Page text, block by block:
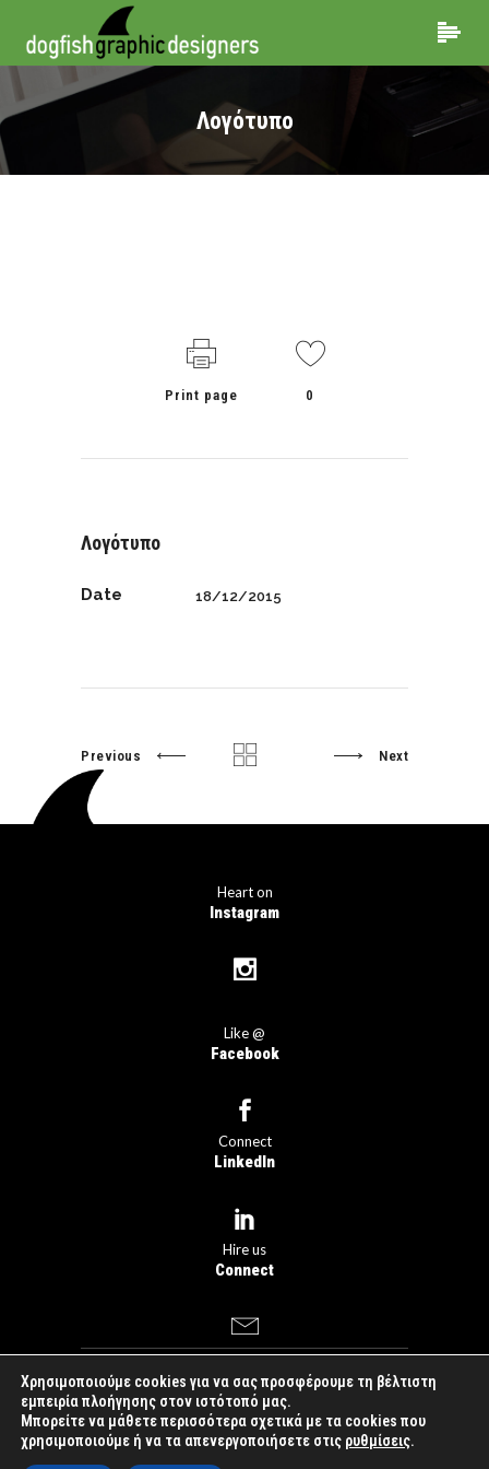
Λογότυπο
Print page 0
Λογότυπο
Date 18/12/2015
Previous Next
Heart on
Instagram
Like @
Facebook
Connect
LinkedIn
Hire us
Connect
dogfishsomething
you love™| Created by
Just Online
Χρησιμοποιούμε cookies για να σας προσφέρουμε τη βέλτιστη
εμπειρία πλοήγησης στον ιστότοπό μας.
Μπορείτε να μάθετε περισσότερα σχετικά με τα cookies που
χρησιμοποιούμε ή να τα απενεργοποιήσετε στις ρυθμίσεις.